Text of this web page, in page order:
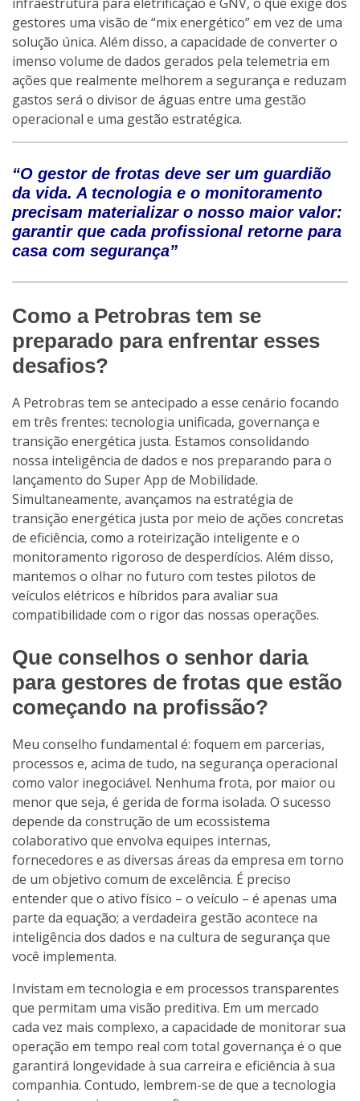
gestores uma visão de “mix energético” em vez de uma
solução única. Além disso, a capacidade de converter o
imenso volume de dados gerados pela telemetria em
ações que realmente melhorem a segurança e reduzam
gastos será o divisor de águas entre uma gestão
operacional e uma gestão estratégica.
“O gestor de frotas deve ser um guardião
da vida. A tecnologia e o monitoramento
precisam materializar o nosso maior valor:
garantir que cada profissional retorne para
casa com segurança”
Como a Petrobras tem se
preparado para enfrentar esses
desafios?
A Petrobras tem se antecipado a esse cenário focando
em três frentes: tecnologia unificada, governança e
transição energética justa. Estamos consolidando
nossa inteligência de dados e nos preparando para o
lançamento do Super App de Mobilidade.
Simultaneamente, avançamos na estratégia de
transição energética justa por meio de ações concretas
de eficiência, como a roteirização inteligente e o
monitoramento rigoroso de desperdícios. Além disso,
mantemos o olhar no futuro com testes pilotos de
veículos elétricos e híbridos para avaliar sua
compatibilidade com o rigor das nossas operações.
Que conselhos o senhor daria
para gestores de frotas que estão
começando na profissão?
Meu conselho fundamental é: foquem em parcerias,
processos e, acima de tudo, na segurança operacional
como valor inegociável. Nenhuma frota, por maior ou
menor que seja, é gerida de forma isolada. O sucesso
depende da construção de um ecossistema
colaborativo que envolva equipes internas,
fornecedores e as diversas áreas da empresa em torno
de um objetivo comum de excelência. É preciso
entender que o ativo físico – o veículo – é apenas uma
parte da equação; a verdadeira gestão acontece na
inteligência dos dados e na cultura de segurança que
você implementa.
Invistam em tecnologia e em processos transparentes
que permitam uma visão preditiva. Em um mercado
cada vez mais complexo, a capacidade de monitorar sua
operação em tempo real com total governança é o que
garantirá longevidade à sua carreira e eficiência à sua
companhia. Contudo, lembrem-se de que a tecnologia